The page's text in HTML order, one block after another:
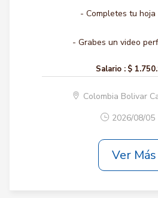
- Completes tu hoja
- Grabes un video
Salario : $
Colombia Bolivar
2026/08/05
Ver Más